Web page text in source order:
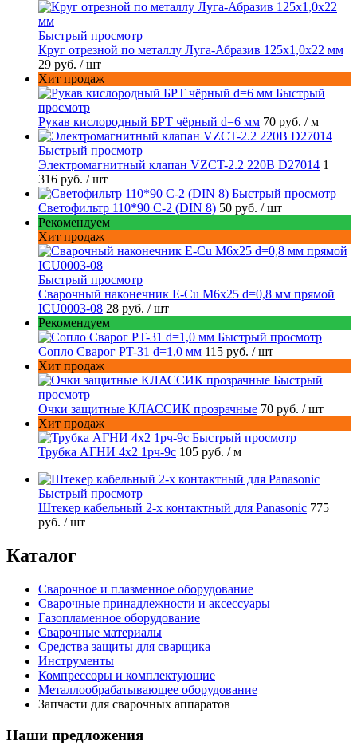
Быстрый просмотр
Круг отрезной по металлу Луга-Абразив 125x1,0x22 мм
29 руб. / шт
Хит продаж
Быстрый
просмотр
Рукав кислородный БРТ чёрный d=6 мм 70 руб. / м
Быстрый просмотр
Электромагнитный клапан VZCT-2.2 220В D27014 1
316 руб. / шт
Быстрый просмотр
Светофильтр 110*90 С-2 (DIN 8) 50 руб. / шт
Рекомендуем
Хит продаж
Быстрый просмотр
Сварочный наконечник E-Cu M6x25 d=0,8 мм прямой
ICU0003-08 28 руб. / шт
Рекомендуем
Быстрый просмотр
Сопло Сварог PT-31 d=1,0 мм 115 руб. / шт
Хит продаж
Быстрый
просмотр
Очки защитные КЛАССИК прозрачные 70 руб. / шт
Хит продаж
Быстрый просмотр
Трубка АГНИ 4х2 1рч-9с 105 руб. / м
Быстрый просмотр
Штекер кабельный 2-х контактный для Panasonic 775
руб. / шт
Каталог
Сварочное и плазменное оборудование
Сварочные принадлежности и аксессуары
Газопламенное оборудование
Сварочные материалы
Средства защиты для сварщика
Инструменты
Компрессоры и комплектующие
Металлообрабатывающее оборудование
Запчасти для сварочных аппаратов
Наши предложения